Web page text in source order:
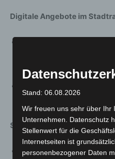
Digitale Angebote im
Altstadtrundgang als
April)
Social Media. (jederzeit
Reihe
Stand: 06.08.2026
Wir freuen uns sehr über Ihr
Unternehmen. Datenschutz
Stellenwert für die
Internetseiten ist
personenbezogener Daten